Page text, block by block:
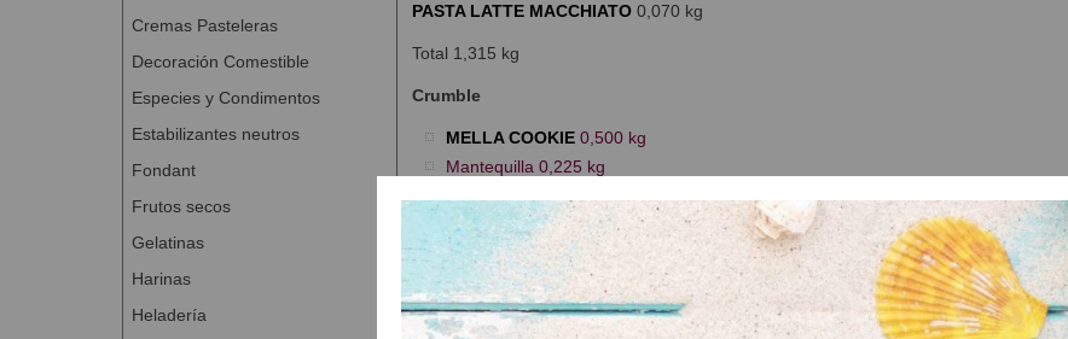
Cremas Pasteleras
Decoración Comestible
Especies y Condimentos
Estabilizantes neutros
Fondant
Frutos secos
Gelatinas
Harinas
Heladería
PASTA LATTE MACCHIATO0,070 kg
Total 1,315 kg
Crumble
MELLA COOKIE0,500 kg
Mantequilla 0,225 kg
Total 0,725 kg
Mezclar los ingredientes con pala hasta conseguir una masa granulada.
Azúcar glas C/S
Proceso de elaboración